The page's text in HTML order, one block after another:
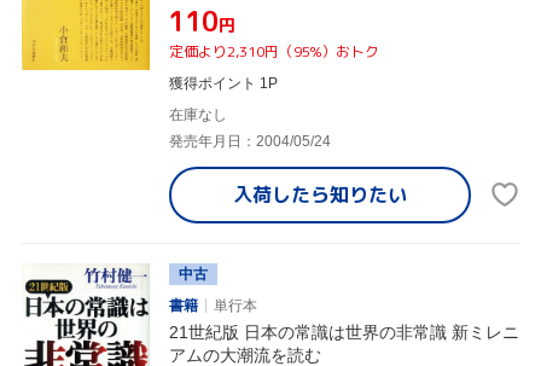
¥110円
定価より2,310円（95%）おトク
獲得ポイント 1P
在庫なし
発売年月日：2004/05/24
入荷したら知りたい
中古
書籍
単行本
21世紀版 日本の常識は世界の非常識 新ミレニ
アムの大潮流を読む